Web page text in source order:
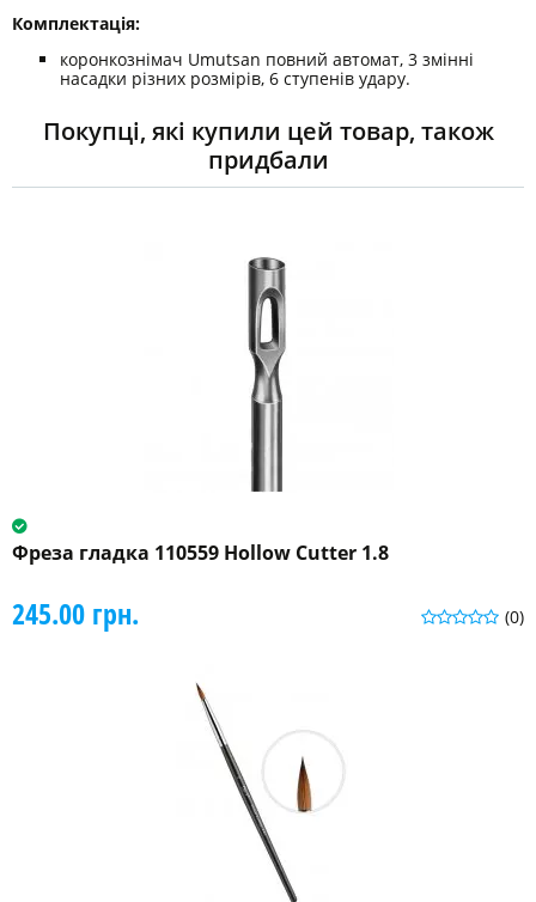
Комплектація:
коронкознімач Umutsan повний автомат, 3 змінні
насадки різних розмірів, 6 ступенів удару.
Покупці, які купили цей товар, також
придбали
Фреза гладка 110559 Hollow Cutter 1.8
(0)
245.00 грн.